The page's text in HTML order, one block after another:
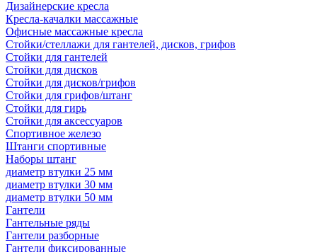
Дизайнерские кресла
Кресла-качалки массажные
Офисные массажные кресла
Стойки/стеллажи для гантелей, дисков, грифов
Стойки для гантелей
Стойки для дисков
Стойки для дисков/грифов
Стойки для грифов/штанг
Стойки для гирь
Стойки для аксессуаров
Спортивное железо
Штанги спортивные
Наборы штанг
диаметр втулки 25 мм
диаметр втулки 30 мм
диаметр втулки 50 мм
Гантели
Гантельные ряды
Гантели разборные
Гантели фиксированные